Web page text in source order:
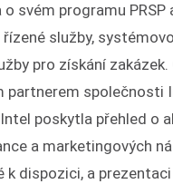
svém programu PRSP
služby,
pro získání
partnerem společnosti
poskytla přehled o
a marketingových
k dispozici, a